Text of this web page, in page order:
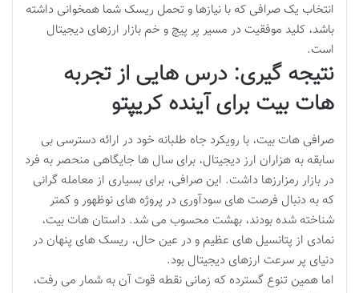
انتخاب یک صرافی که با نیازها و تحمل ریسک شما همخوانی داشته
باشد، کلید موفقیت در مسیر پر پیچ و خم بازار ارزهای دیجیتال
است.
نتیجه گیری: درس هایی از تجربه
هات بیت برای آینده کریپتو
صرافی هات بیت، با رویکرد جاه طلبانه خود در ارائه دسترسی بی
سابقه به هزاران ارز دیجیتال، برای سال ها جایگاهی منحصر به فرد
در بازار رمزارزها داشت. این صرافی، برای بسیاری از معامله گرانی
که به دنبال فرصت های سودآوری در پروژه های نوظهور و کمتر
شناخته شده بودند، بهشت محسوب می شد. داستان هات بیت،
نمادی از پتانسیل های عظیم و در عین حال، ریسک های پنهان در
دنیای پر سرعت ارزهای دیجیتال بود.
اما همین تنوع گسترده که زمانی نقطه قوت آن به شمار می رفت،